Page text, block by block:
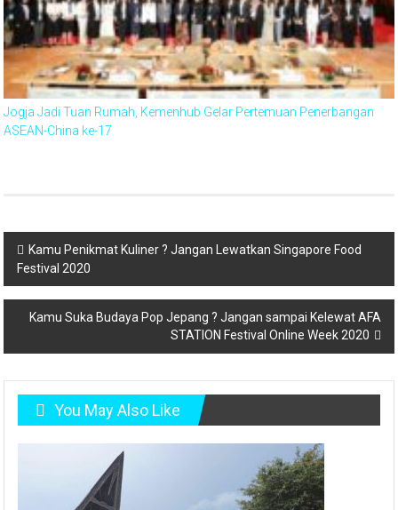
Jogja Jadi Tuan Rumah, Kemenhub Gelar Pertemuan Penerbangan
ASEAN-China ke-17
Post
navigation
Kamu Penikmat Kuliner ? Jangan Lewatkan Singapore Food
Festival 2020
Kamu Suka Budaya Pop Jepang ? Jangan sampai Kelewat AFA
STATION Festival Online Week 2020
You May Also Like